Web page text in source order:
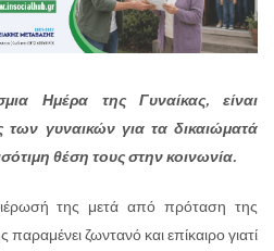
Ημέρα της Γυναίκας, είναι
γυναικών για τα δικαιώματά
θέση τους στην κοινωνία.
της μετά από πρόταση της
ζωντανό και επίκαιρο γιατί